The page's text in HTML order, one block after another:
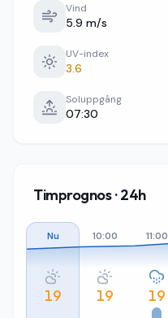
Vind
5.9 m/s
UV-index
3.6
Soluppgång
07:30
Timprognos · 24h
Nu
19
10:00
19
11:00
19